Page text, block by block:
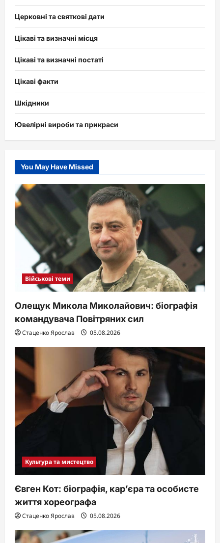
Церковні та святкові дати
Цікаві та визначні місця
Цікаві та визначні постаті
Цікаві факти
Шкідники
Ювелірні вироби та прикраси
You May Have Missed
Військові теми
Олещук Микола Миколайович: біографія
командувача Повітряних сил
Стаценко Ярослав 05.08.2026
Культура та мистецтво
Євген Кот: біографія, кар’єра та особисте
життя хореографа
Стаценко Ярослав 05.08.2026